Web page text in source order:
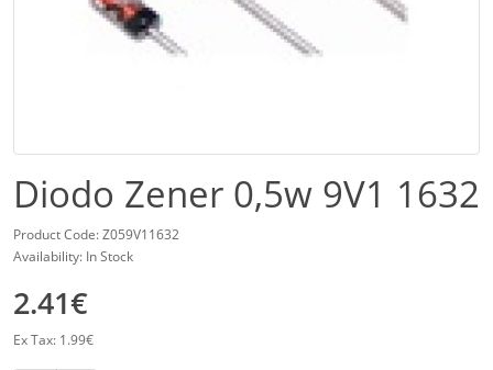
Diodo Zener 0,5w 9V1 1632
Product Code: Z059V11632
Availability: In Stock
2.41€
Ex Tax: 1.99€